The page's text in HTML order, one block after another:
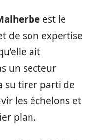
est le
de son expertise
ait
un secteur
su tirer parti de
les échelons et
plan.